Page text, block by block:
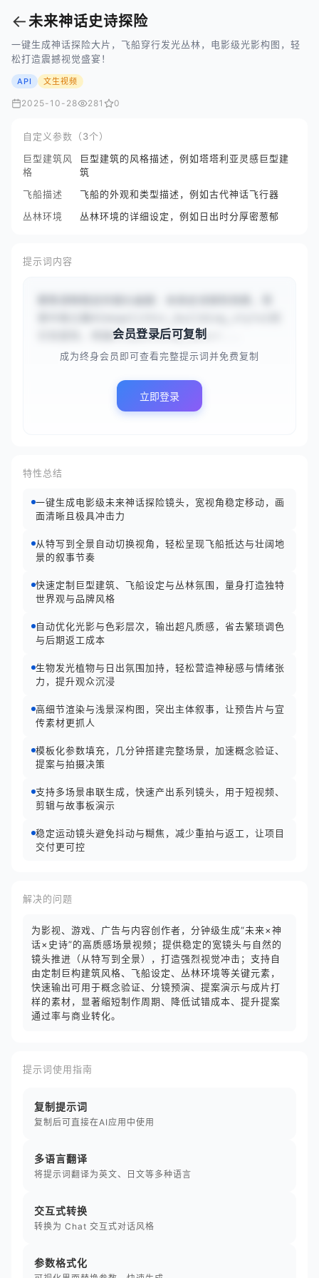
←未来神话史诗探险
一键生成神话探险大片，飞船穿行发光丛林，电影级光影构图，轻
松打造震撼视觉盛宴！
API 文生视频
2025-10-28 281 0
自定义参数（3个）
巨型建筑风
格
巨型建筑的风格描述，例如塔塔利亚灵感巨型建
筑
飞船描述
飞船的外观和类型描述，例如古代神话飞行器
丛林环境
丛林环境的详细设定，例如日出时分厚密葱郁
提示词内容
巨型建筑，两艘#{spaceship_descr...
会员登录后可复制
成为终身会员即可查看完整提示词并免费复制
立即登录
特性总结
一键生成电影级未来神话探险镜头，宽视角稳定移动，画
面清晰且极具冲击力
从特写到全景自动切换视角，轻松呈现飞船抵达与壮阔地
景的叙事节奏
快速定制巨型建筑、飞船设定与丛林氛围，量身打造独特
世界观与品牌风格
自动优化光影与色彩层次，输出超凡质感，省去繁琐调色
与后期返工成本
生物发光植物与日出氛围加持，轻松营造神秘感与情绪张
力，提升观众沉浸
高细节渲染与浅景深构图，突出主体叙事，让预告片与宣
传素材更抓人
模板化参数填充，几分钟搭建完整场景，加速概念验证、
提案与拍摄决策
支持多场景串联生成，快速产出系列镜头，用于短视频、
剪辑与故事板演示
稳定运动镜头避免抖动与糊焦，减少重拍与返工，让项目
交付更可控
解决的问题
为影视、游戏、广告与内容创作者，分钟级生成“未来×神
话×史诗”的高质感场景视频；提供稳定的宽镜头与自然的
镜头推进（从特写到全景），打造强烈视觉冲击；支持自
由定制巨构建筑风格、飞船设定、丛林环境等关键元素，
快速输出可用于概念验证、分镜预演、提案演示与成片打
样的素材，显著缩短制作周期、降低试错成本、提升提案
通过率与商业转化。
提示词使用指南
复制提示词
复制后可直接在AI应用中使用
多语言翻译
将提示词翻译为英文、日文等多种语言
交互式转换
转换为 Chat 交互式对话风格
参数格式化